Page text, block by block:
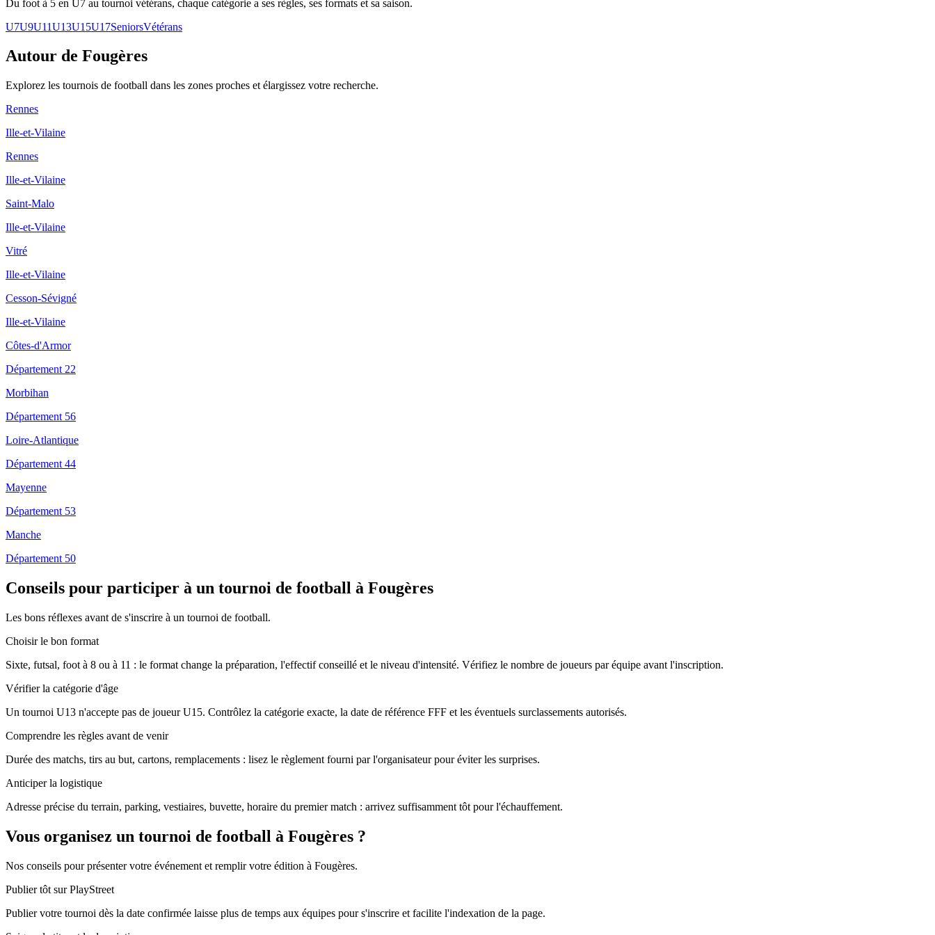
Du foot à 5 en U7 au tournoi vétérans, chaque catégorie a ses règles, ses formats et sa saison.
U7U9U11U13U15U17SeniorsVétérans
Autour de Fougères
Explorez les tournois de football dans les zones proches et élargissez votre recherche.
Rennes
Ille-et-Vilaine
Rennes
Ille-et-Vilaine
Saint-Malo
Ille-et-Vilaine
Vitré
Ille-et-Vilaine
Cesson-Sévigné
Ille-et-Vilaine
Côtes-d'Armor
Département 22
Morbihan
Département 56
Loire-Atlantique
Département 44
Mayenne
Département 53
Manche
Département 50
Conseils pour participer à un tournoi de football à Fougères
Les bons réflexes avant de s'inscrire à un tournoi de football.
Choisir le bon format
Sixte, futsal, foot à 8 ou à 11 : le format change la préparation, l'effectif conseillé et le niveau d'intensité. Vérifiez le nombre de joueurs par équipe avant l'inscription.
Vérifier la catégorie d'âge
Un tournoi U13 n'accepte pas de joueur U15. Contrôlez la catégorie exacte, la date de référence FFF et les éventuels surclassements autorisés.
Comprendre les règles avant de venir
Durée des matchs, tirs au but, cartons, remplacements : lisez le règlement fourni par l'organisateur pour éviter les surprises.
Anticiper la logistique
Adresse précise du terrain, parking, vestiaires, buvette, horaire du premier match : arrivez suffisamment tôt pour l'échauffement.
Vous organisez un tournoi de football à Fougères ?
Nos conseils pour présenter votre événement et remplir votre édition à Fougères.
Publier tôt sur PlayStreet
Publier votre tournoi dès la date confirmée laisse plus de temps aux équipes pour s'inscrire et facilite l'indexation de la page.